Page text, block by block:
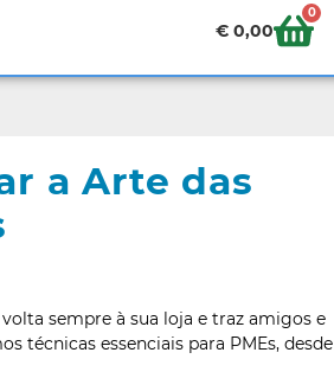
€ 0,00
0
a Arte das
sempre à sua loja e traz amigos e
técnicas essenciais para PMEs, desde